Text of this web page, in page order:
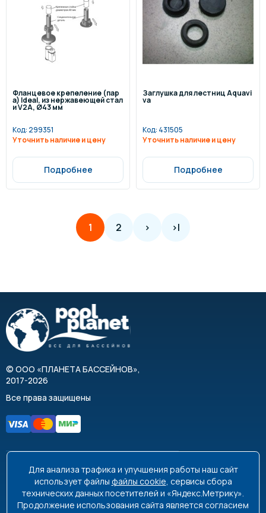
Фланцевое крепеление (пар
а) Ideal, из нержавеющей стал
и V2A, Ø43 мм
Код: 299351
Уточнить наличие и цену
Подробнее
Заглушка для лестниц Aquavi
va
Код: 431505
Уточнить наличие и цену
Подробнее
1 2 > >|
© ООО «ПЛАНЕТА БАССЕЙНОВ»,
2017-2026
Все права защищены
8 495 663-99-48
8 800 350-99-08
info@poolplanet.ru
Для анализа трафика и улучшения работы наш сайт
использует файлы файлы cookie, сервисы сбора
технических данных посетителей и «Яндекс.Метрику».
Продолжение использования сайта является согласием